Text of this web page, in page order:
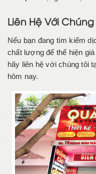
Liên Hệ Với
Nếu bạn đang tìm kiếm
chất lượng để thể hiện
hãy liên hệ với chúng tôi
hôm nay.